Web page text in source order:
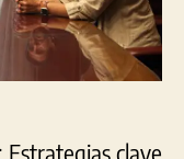
II
y
Turismo
de
clave